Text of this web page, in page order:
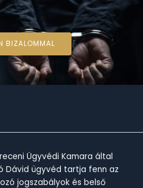
BIZALOMMAL
Ügyvédi Kamara által
Dávid ügyvéd tartja fenn az
jogszabályok és belső